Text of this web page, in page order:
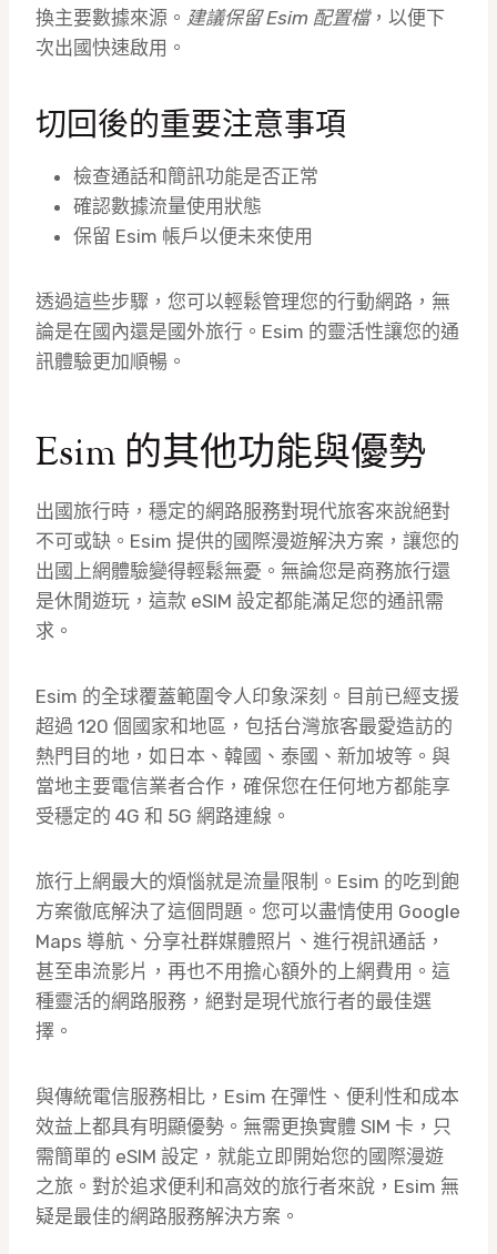
換主要數據來源。 建議保留 Esim 配置檔，以便下
次出國快速啟用。
切回後的重要注意事項
檢查通話和簡訊功能是否正常
確認數據流量使用狀態
保留 Esim 帳戶以便未來使用
透過這些步驟，您可以輕鬆管理您的行動網路，無
論是在國內還是國外旅行。Esim 的靈活性讓您的通
訊體驗更加順暢。
Esim 的其他功能與優勢
出國旅行時，穩定的網路服務對現代旅客來說絕對
不可或缺。Esim 提供的國際漫遊解決方案，讓您的
出國上網體驗變得輕鬆無憂。無論您是商務旅行還
是休閒遊玩，這款 eSIM 設定都能滿足您的通訊需
求。
Esim 的全球覆蓋範圍令人印象深刻。目前已經支援
超過 120 個國家和地區，包括台灣旅客最愛造訪的
熱門目的地，如日本、韓國、泰國、新加坡等。與
當地主要電信業者合作，確保您在任何地方都能享
受穩定的 4G 和 5G 網路連線。
旅行上網最大的煩惱就是流量限制。Esim 的吃到飽
方案徹底解決了這個問題。您可以盡情使用 Google
Maps 導航、分享社群媒體照片、進行視訊通話，
甚至串流影片，再也不用擔心額外的上網費用。這
種靈活的網路服務，絕對是現代旅行者的最佳選
擇。
與傳統電信服務相比，Esim 在彈性、便利性和成本
效益上都具有明顯優勢。無需更換實體 SIM 卡，只
需簡單的 eSIM 設定，就能立即開始您的國際漫遊
之旅。對於追求便利和高效的旅行者來說，Esim 無
疑是最佳的網路服務解決方案。